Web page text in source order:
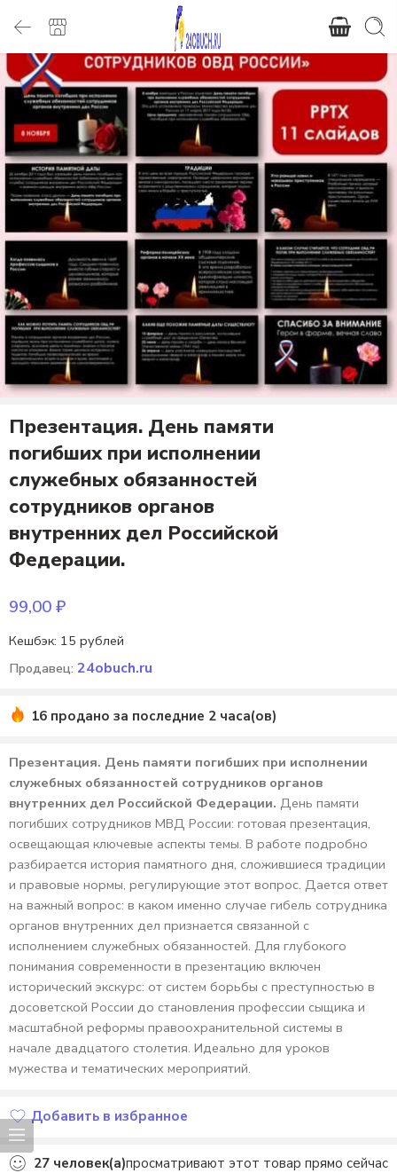
Презентация. День памяти
погибших при исполнении
служебных обязанностей
сотрудников органов
внутренних дел Российской
Федерации.
99,00₽
Кешбэк: 15 рублей
Продавец: 24obuch.ru
16 продано за последние 2 часа(ов)
Презентация. День памяти погибших при исполнении
служебных обязанностей сотрудников органов
внутренних дел Российской Федерации. День памяти
погибших сотрудников МВД России: готовая презентация,
освещающая ключевые аспекты темы. В работе подробно
разбирается история памятного дня, сложившиеся традиции
и правовые нормы, регулирующие этот вопрос. Дается ответ
на важный вопрос: в каком именно случае гибель сотрудника
органов внутренних дел признается связанной с
исполнением служебных обязанностей. Для глубокого
понимания современности в презентацию включен
исторический экскурс: от систем борьбы с преступностью в
досоветской России до становления профессии сыщика и
масштабной реформы правоохранительной системы в
начале двадцатого столетия. Идеально для уроков
мужества и тематических мероприятий.
Добавить в избранное
27 человек(а)просматривают этот товар прямо сейчас